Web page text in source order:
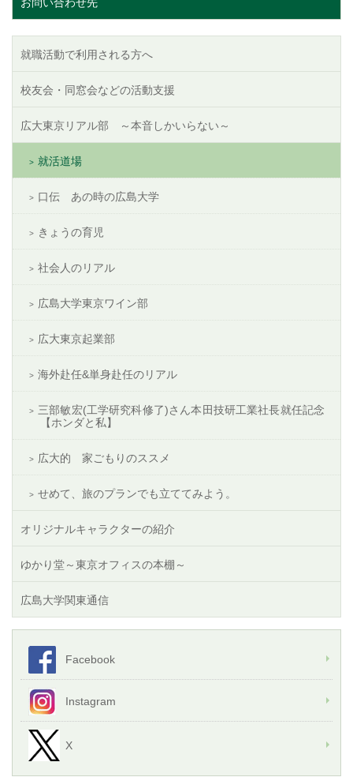
就職活動で利用される方へ
校友会・同窓会などの活動支援
広大東京リアル部 ～本音しかいらない～
就活道場
口伝 あの時の広島大学
きょうの育児
社会人のリアル
広島大学東京ワイン部
広大東京起業部
海外赴任&単身赴任のリアル
三部敏宏(工学研究科修了)さん本田技研工業社長就任記念
【ホンダと私】
広大的 家ごもりのススメ
せめて、旅のプランでも立ててみよう。
オリジナルキャラクターの紹介
ゆかり堂～東京オフィスの本棚～
広島大学関東通信
Facebook
Instagram
X